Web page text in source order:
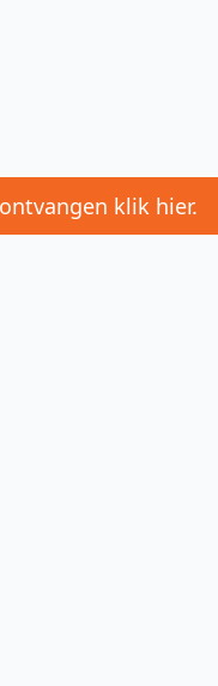
klik hier.